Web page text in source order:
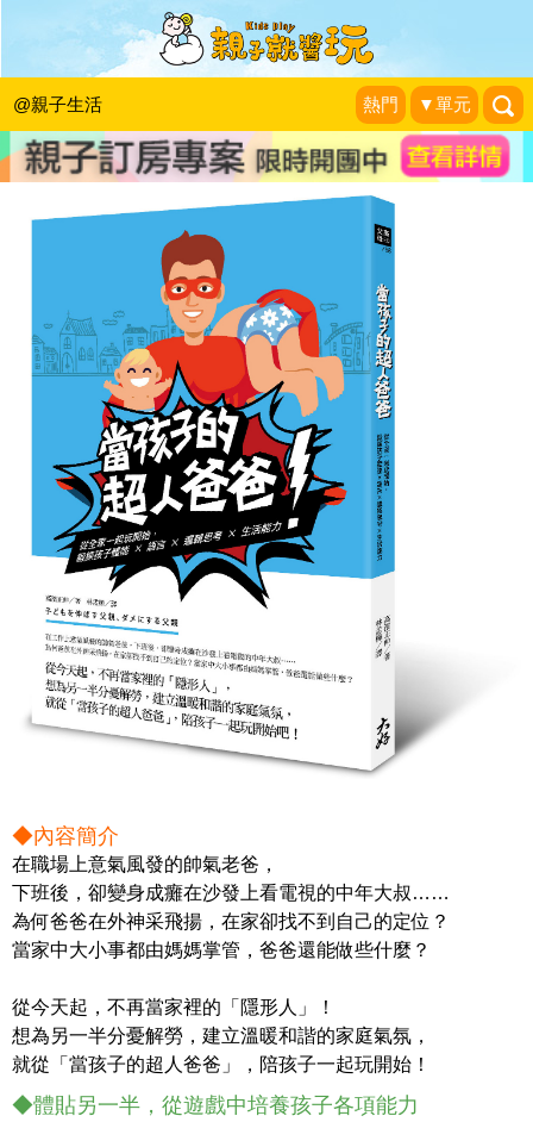
@親子生活 熱門 ▼單元
《當孩子的超人爸爸》留言贈書活動
KidsPlay活動企劃
◆內容簡介
在職場上意氣風發的帥氣老爸，
下班後，卻變身成癱在沙發上看電視的中年大叔……
為何爸爸在外神采飛揚，在家卻找不到自己的定位？
當家中大小事都由媽媽掌管，爸爸還能做些什麼？
從今天起，不再當家裡的「隱形人」！
想為另一半分憂解勞，建立溫暖和諧的家庭氣氛，
就從「當孩子的超人爸爸」，陪孩子一起玩開始！
◆體貼另一半，從遊戲中培養孩子各項能力